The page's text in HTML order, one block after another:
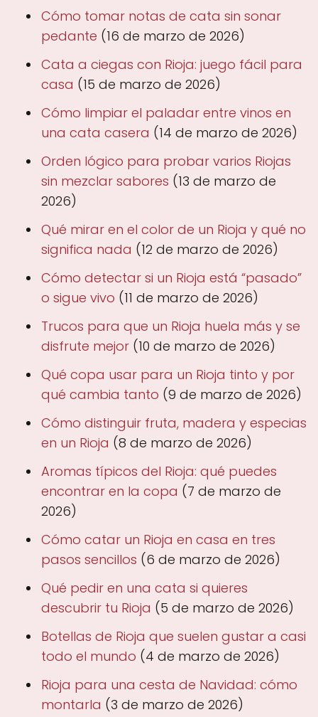
Cómo tomar notas de cata sin sonar
pedante (16 de marzo de 2026)
Cata a ciegas con Rioja: juego fácil para
casa (15 de marzo de 2026)
Cómo limpiar el paladar entre vinos en
una cata casera (14 de marzo de 2026)
Orden lógico para probar varios Riojas
sin mezclar sabores (13 de marzo de
2026)
Qué mirar en el color de un Rioja y qué no
significa nada (12 de marzo de 2026)
Cómo detectar si un Rioja está “pasado”
o sigue vivo (11 de marzo de 2026)
Trucos para que un Rioja huela más y se
disfrute mejor (10 de marzo de 2026)
Qué copa usar para un Rioja tinto y por
qué cambia tanto (9 de marzo de 2026)
Cómo distinguir fruta, madera y especias
en un Rioja (8 de marzo de 2026)
Aromas típicos del Rioja: qué puedes
encontrar en la copa (7 de marzo de
2026)
Cómo catar un Rioja en casa en tres
pasos sencillos (6 de marzo de 2026)
Qué pedir en una cata si quieres
descubrir tu Rioja (5 de marzo de 2026)
Botellas de Rioja que suelen gustar a casi
todo el mundo (4 de marzo de 2026)
Rioja para una cesta de Navidad: cómo
montarla (3 de marzo de 2026)